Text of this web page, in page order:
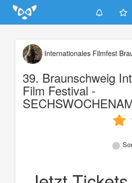
Update cookies preferences
Internationales Filmfest
39. Braunschweig
Film Festival -